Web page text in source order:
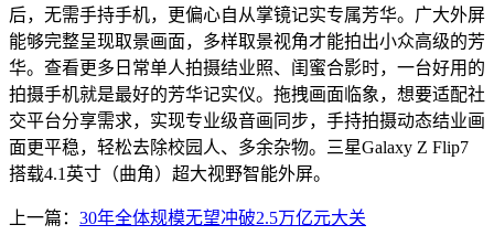
后，无需手持手机，更偏心自从掌镜记实专属芳华。广大外屏
能够完整呈现取景画面，多样取景视角才能拍出小众高级的芳
华。查看更多日常单人拍摄结业照、闺蜜合影时，一台好用的
拍摄手机就是最好的芳华记实仪。拖拽画面临象，想要适配社
交平台分享需求，实现专业级音画同步，手持拍摄动态结业画
面更平稳，轻松去除校园人、多余杂物。三星Galaxy Z Flip7
搭载4.1英寸（曲角）超大视野智能外屏。
上一篇： 30年全体规模无望冲破2.5万亿元大关